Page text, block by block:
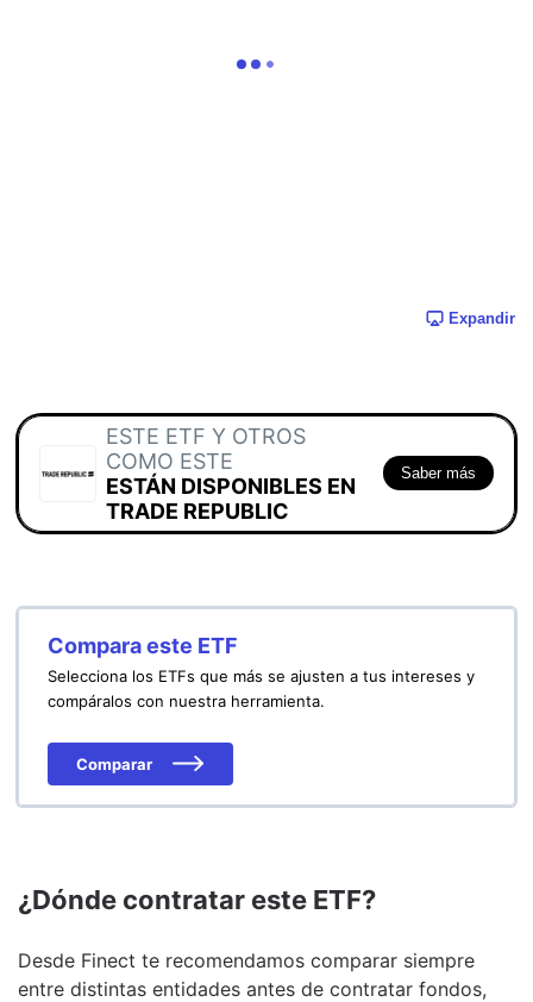
Expandir
ESTE ETF Y OTROS
COMO ESTE
ESTÁN DISPONIBLES EN
TRADE REPUBLIC
Saber más
Compara este ETF
Selecciona los ETFs que más se ajusten a tus intereses y
compáralos con nuestra herramienta.
Comparar
¿Dónde contratar este ETF?
Desde Finect te recomendamos comparar siempre
entre distintas entidades antes de contratar fondos,